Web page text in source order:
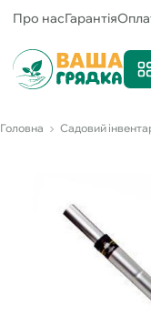
Про насГарантія
Головна Садовий